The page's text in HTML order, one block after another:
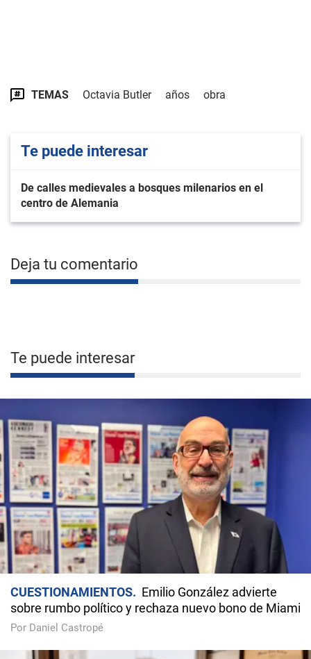
TEMAS Octavia Butler años obra
Te puede interesar
De calles medievales a bosques milenarios en el
centro de Alemania
Deja tu comentario
Te puede interesar
CUESTIONAMIENTOS
Emilio González advierte
sobre rumbo político y rechaza nuevo bono de Miami
Por Daniel Castropé